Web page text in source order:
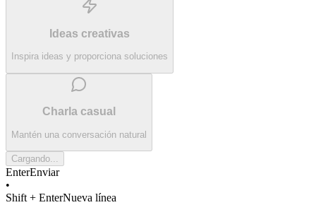
Ideas creativas
Inspira ideas y proporciona soluciones
Charla casual
Mantén una conversación natural
Cargando...
EnterEnviar
•
Shift + EnterNueva línea